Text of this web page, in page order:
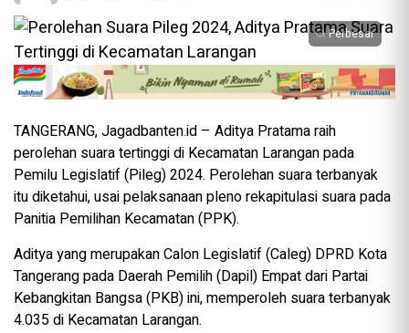
Perbesar
TANGERANG, Jagadbanten.id – Aditya Pratama raih
perolehan suara tertinggi di Kecamatan Larangan pada
Pemilu Legislatif (Pileg) 2024. Perolehan suara terbanyak
itu diketahui, usai pelaksanaan pleno rekapitulasi suara pada
Panitia Pemilihan Kecamatan (PPK).
Aditya yang merupakan Calon Legislatif (Caleg) DPRD Kota
Tangerang pada Daerah Pemilih (Dapil) Empat dari Partai
Kebangkitan Bangsa (PKB) ini, memperoleh suara terbanyak
4.035 di Kecamatan Larangan.